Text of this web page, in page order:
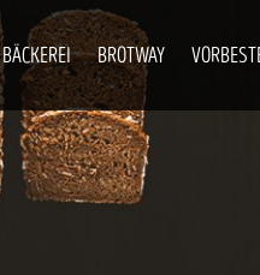
BÄCKEREI BROTWAY